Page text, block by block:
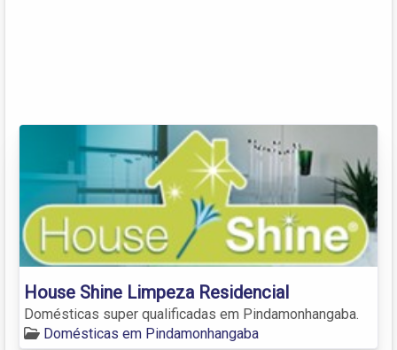
House Shine Limpeza Residencial
Domésticas super qualificadas em Pindamonhangaba.
Domésticas em Pindamonhangaba